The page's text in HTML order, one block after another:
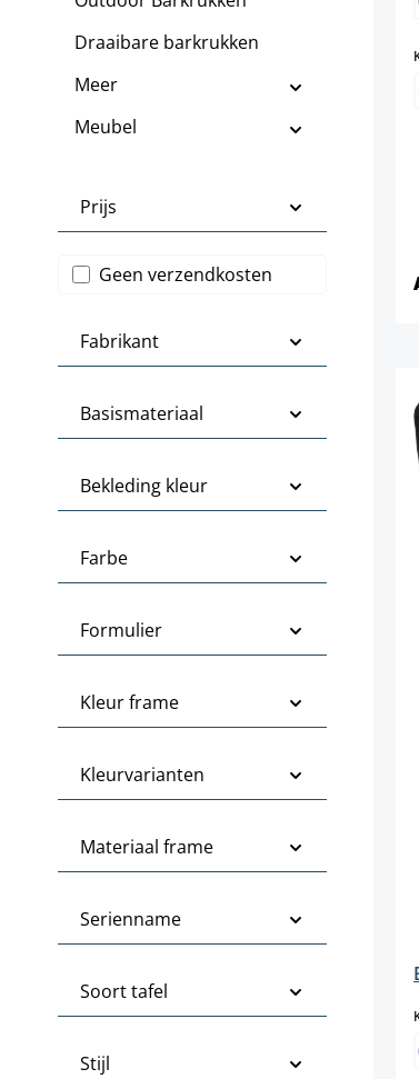
Draaibare barkrukken
Meer
Meubel
Fabrikant
Basismateriaal
Bekleding kleur
Farbe
Formulier
Kleur frame
Kleurvarianten
Materiaal frame
Serienname
Soort tafel
Stijl
Prijs
Filter toevoegen: Gratis verzending
Geen verzendkosten